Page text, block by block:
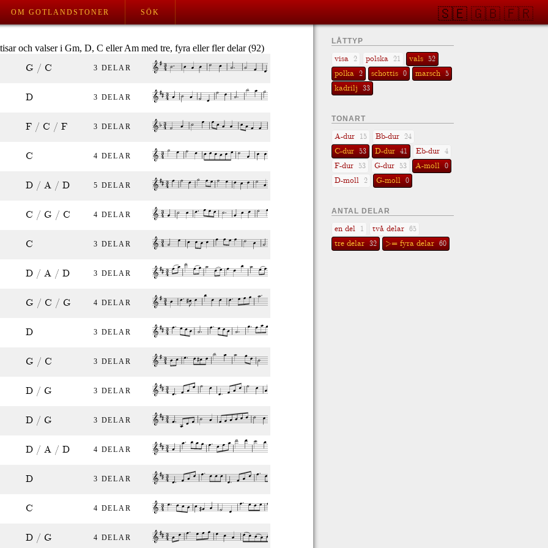
OM GOTLANDSTONER SÖK 🇸🇪 🇬🇧 🇫🇷
och valser i Gm, D, C eller Am med tre, fyra eller fler delar (92)
G / C 3 DELAR
D 3 DELAR
F / C / F 3 DELAR
C 4 DELAR
D / A / D 5 DELAR
C / G / C 4 DELAR
C 3 DELAR
D / A / D 3 DELAR
G / C / G 4 DELAR
D 3 DELAR
G / C 3 DELAR
D / G 3 DELAR
D / G 3 DELAR
D / A / D 4 DELAR
D 3 DELAR
C 4 DELAR
D / G 4 DELAR
LÅTTYP
visa 2 polska 21 vals 52
polka 2 schottis 0 marsch 5
kadrilj 33
TONART
A-dur 15 Bb-dur 24
C-dur 53 D-dur 41 Eb-dur 4
F-dur 53 G-dur 53 A-moll 0
D-moll 2 G-moll 0
ANTAL DELAR
en del 1 två delar 65
tre delar 32 >= fyra delar 60